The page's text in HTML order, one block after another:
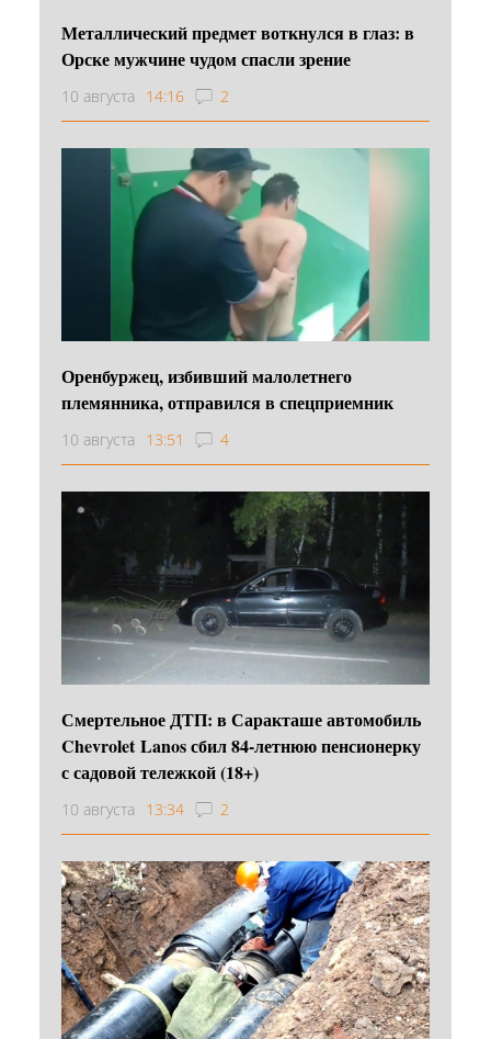
Металлический предмет воткнулся в глаз: в
Орске мужчине чудом спасли зрение
10 августа 14:16 2
Оренбуржец, избивший малолетнего
племянника, отправился в спецприемник
10 августа 13:51 4
Смертельное ДТП: в Саракташе автомобиль
Chevrolet Lanos сбил 84-летнюю пенсионерку
с садовой тележкой (18+)
10 августа 13:34 2